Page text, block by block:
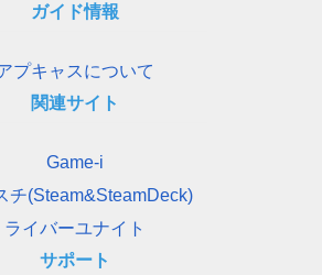
ガイド情報
プキャスについて
関連サイト
Game-i
チ(Steam&SteamDeck)
ライバーユナイト
サポート